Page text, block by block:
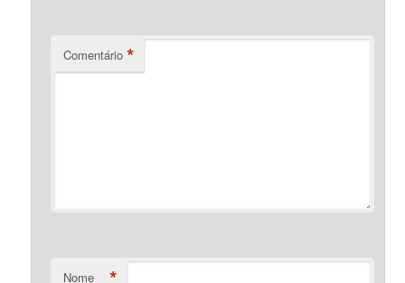
Comentário *
Nome *